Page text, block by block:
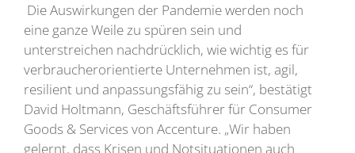
Die Auswirkungen der Pandemie werden noch
eine ganze Weile zu spüren sein und
unterstreichen nachdrücklich, wie wichtig es für
verbraucherorientierte Unternehmen ist, agil,
resilient und anpassungsfähig zu sein“, bestätigt
David Holtmann, Geschäftsführer für Consumer
Goods & Services von Accenture. „Wir haben
gelernt, dass Krisen und Notsituationen auch